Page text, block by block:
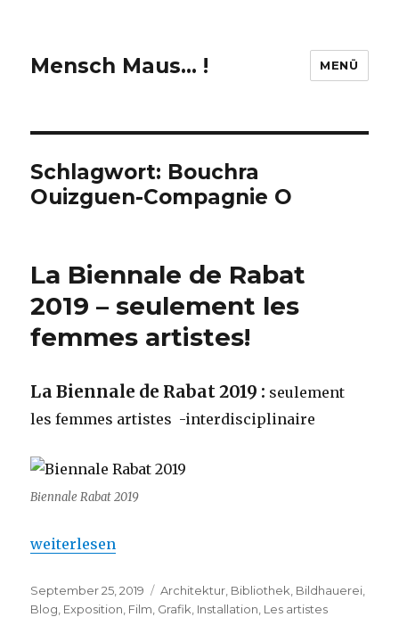
Mensch Maus… ! MENÜ
Schlagwort: Bouchra
Ouizguen-Compagnie O
La Biennale de Rabat
2019 – seulement les
femmes artistes!
La Biennale de Rabat 2019 : seulement
les femmes artistes -interdisciplinaire
Biennale Rabat 2019
„La Biennale de Rabat 2019 – seulement les
weiterlesen
Veröffentlicht
am
September 25, 2019 Kategorien
Architektur Bibliothek Bildhauerei
Blog Exposition Film Grafik Installation Les artistes